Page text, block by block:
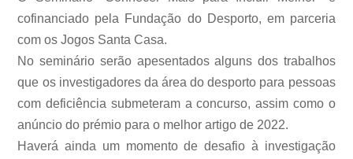
cofinanciado pela Fundação do Desporto, em parceria
com os Jogos Santa Casa.
No seminário serão apesentados alguns dos trabalhos
que os investigadores da área do desporto para pessoas
com deficiência submeteram a concurso, assim como o
anúncio do prémio para o melhor artigo de 2022.
Haverá ainda um momento de desafio à investigação